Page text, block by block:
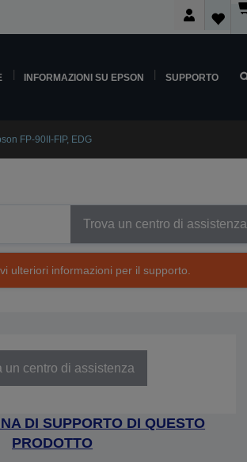
INFORMAZIONI SU EPSON SUPPORTO
FP-90II-FIP, EDG
Trova un centro di assistenza
ulteriori informazioni per il supporto.
un centro di assistenza
DI SUPPORTO DI QUESTO
PRODOTTO